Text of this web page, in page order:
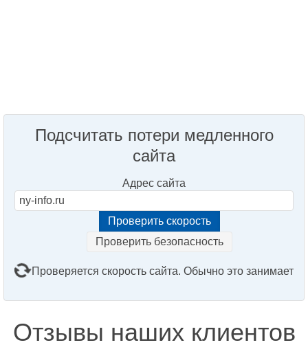
Подсчитать потери медленного
сайта
Адрес сайта
Проверить безопасность
Проверяется скорость сайта. Обычно это занимает
Отзывы наших клиентов